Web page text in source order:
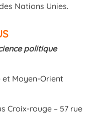
Nations Unies.
politique
Moyen-Orient
Croix-rouge – 57 rue